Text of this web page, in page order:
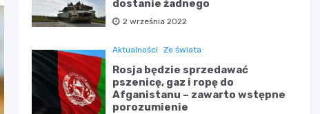
dostanie żadnego
2 września 2022
Aktualności Ze świata
Rosja będzie sprzedawać
pszenicę, gaz i ropę do
Afganistanu – zawarto wstępne
porozumienie